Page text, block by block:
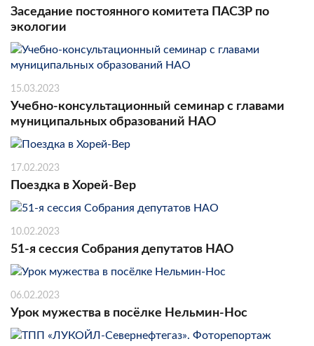
Заседание постоянного комитета ПАСЗР по
экологии
15.03.2023
Учебно-консультационный семинар с главами
муниципальных образований НАО
17.02.2023
Поездка в Хорей-Вер
10.02.2023
51-я сессия Собрания депутатов НАО
06.02.2023
Урок мужества в посёлке Нельмин-Нос